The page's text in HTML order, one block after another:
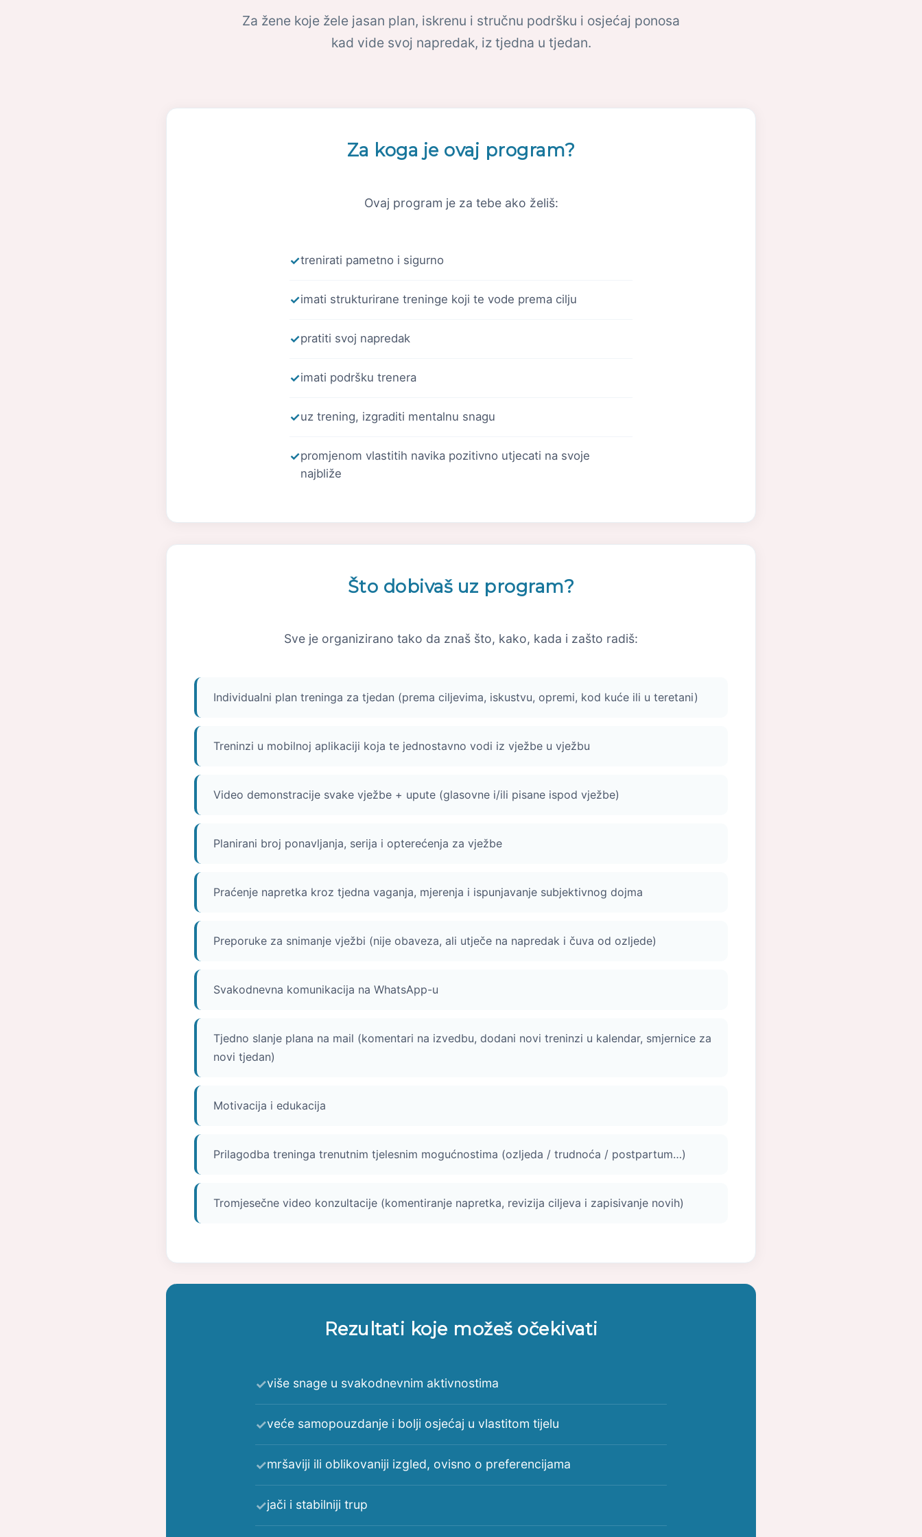
Za žene koje žele jasan plan, iskrenu i stručnu podršku i osjećaj ponosa
kad vide svoj napredak, iz tjedna u tjedan.
Za koga je ovaj program?
Ovaj program je za tebe ako želiš:
trenirati pametno i sigurno
imati strukturirane treninge koji te vode prema cilju
pratiti svoj napredak
imati podršku trenera
uz trening, izgraditi mentalnu snagu
promjenom vlastitih navika pozitivno utjecati na svoje
najbliže
Što dobivaš uz program?
Sve je organizirano tako da znaš što, kako, kada i zašto radiš:
Individualni plan treninga za tjedan (prema ciljevima, iskustvu, opremi, kod kuće ili u teretani)
Treninzi u mobilnoj aplikaciji koja te jednostavno vodi iz vježbe u vježbu
Video demonstracije svake vježbe + upute (glasovne i/ili pisane ispod vježbe)
Planirani broj ponavljanja, serija i opterećenja za vježbe
Praćenje napretka kroz tjedna vaganja, mjerenja i ispunjavanje subjektivnog dojma
Preporuke za snimanje vježbi (nije obaveza, ali utječe na napredak i čuva od ozljede)
Svakodnevna komunikacija na WhatsApp-u
Tjedno slanje plana na mail (komentari na izvedbu, dodani novi treninzi u kalendar, smjernice za
novi tjedan)
Motivacija i edukacija
Prilagodba treninga trenutnim tjelesnim mogućnostima (ozljeda / trudnoća / postpartum…)
Tromjesečne video konzultacije (komentiranje napretka, revizija ciljeva i zapisivanje novih)
Rezultati koje možeš očekivati
više snage u svakodnevnim aktivnostima
veće samopouzdanje i bolji osjećaj u vlastitom tijelu
mršaviji ili oblikovaniji izgled, ovisno o preferencijama
jači i stabilniji trup